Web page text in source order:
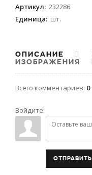
Артикул: 232286
Единица: шт.
ОПИСАНИЕ
ИЗОБРАЖЕНИЯ
Всего комментариев: 0
Войдите:
ОТПРАВИТЬ